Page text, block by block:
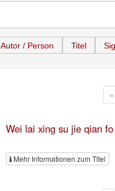
Autor / Person Titel
«
Wei lai xing su jie qian
Mehr Informationen zum Titel